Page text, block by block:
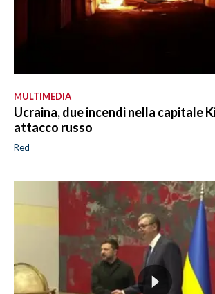
MULTIMEDIA
Ucraina, due incendi nella capitale
attacco russo
Red